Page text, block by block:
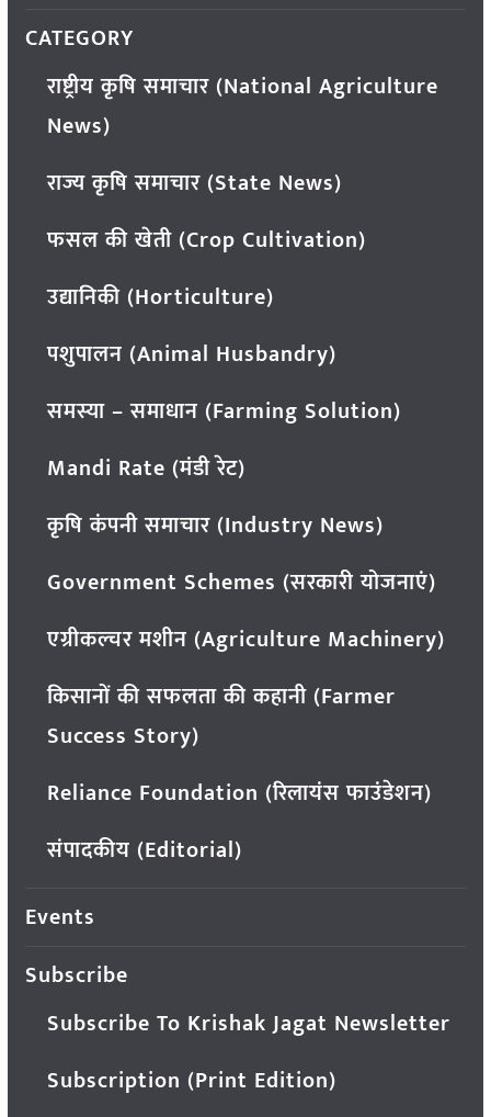
CATEGORY
राष्ट्रीय कृषि समाचार (National Agriculture
News)
राज्य कृषि समाचार (State News)
फसल की खेती (Crop Cultivation)
उद्यानिकी (Horticulture)
पशुपालन (Animal Husbandry)
समस्या – समाधान (Farming Solution)
Mandi Rate (मंडी रेट)
कृषि कंपनी समाचार (Industry News)
Government Schemes (सरकारी योजनाएं)
एग्रीकल्चर मशीन (Agriculture Machinery)
किसानों की सफलता की कहानी (Farmer
Success Story)
Reliance Foundation (रिलायंस फाउंडेशन)
संपादकीय (Editorial)
Events
Subscribe
Subscribe To Krishak Jagat Newsletter
Subscription (Print Edition)